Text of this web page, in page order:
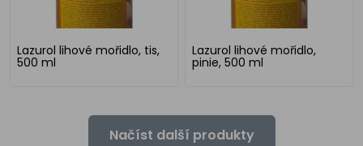
Lazurol lihové mořidlo, tis,
500 ml
Lazurol lihové mořidlo,
pinie, 500 ml
Načíst další produkty